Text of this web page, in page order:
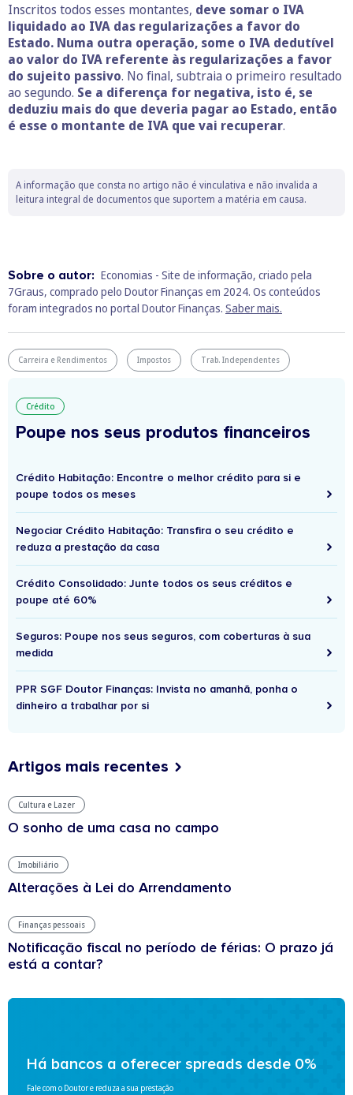
Inscritos todos esses montantes, deve somar o IVA
liquidado ao IVA das regularizações a favor do
Estado. Numa outra operação, some o IVA dedutível
ao valor do IVA referente às regularizações a favor
do sujeito passivo. No final, subtraia o primeiro resultado
ao segundo. Se a diferença for negativa, isto é, se
deduziu mais do que deveria pagar ao Estado, então
é esse o montante de IVA que vai recuperar.
A informação que consta no artigo não é vinculativa e não invalida a
leitura integral de documentos que suportem a matéria em causa.
Sobre o autor: Economias - Site de informação, criado pela
7Graus, comprado pelo Doutor Finanças em 2024. Os conteúdos
foram integrados no portal Doutor Finanças. Saber mais.
Carreira e Rendimentos Impostos Trab. Independentes
Crédito
Poupe nos seus produtos financeiros
Crédito Habitação: Encontre o melhor crédito para si e
poupe todos os meses
Negociar Crédito Habitação: Transfira o seu crédito e
reduza a prestação da casa
Crédito Consolidado: Junte todos os seus créditos e
poupe até 60%
Seguros: Poupe nos seus seguros, com coberturas à sua
medida
PPR SGF Doutor Finanças: Invista no amanhã, ponha o
dinheiro a trabalhar por si
Artigos mais recentes
Cultura e Lazer
O sonho de uma casa no campo
Imobiliário
Alterações à Lei do Arrendamento
Finanças pessoais
Notificação fiscal no período de férias: O prazo já
está a contar?
Há bancos a oferecer spreads desde 0%
Fale com o Doutor e reduza a sua prestação